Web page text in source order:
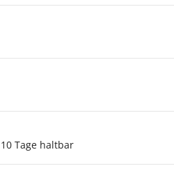
Tage haltbar